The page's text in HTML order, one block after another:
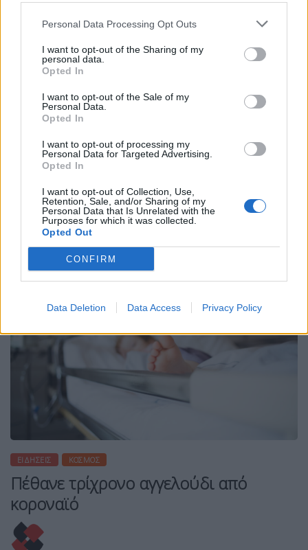
Personal Data Processing Opt Outs
I want to opt-out of the Sharing of my
personal data.
Opted In
I want to opt-out of the Sale of my
Personal Data.
Opted In
I want to opt-out of processing my
Personal Data for Targeted Advertising.
Opted In
I want to opt-out of Collection, Use,
Retention, Sale, and/or Sharing of my
Personal Data that Is Unrelated with the
Purposes for which it was collected.
Opted Out
CONFIRM
Data Deletion Data Access Privacy Policy
25 Αυγούστου, 2020
Νέα στοιχεία έρχονται στο φως της δημοσιότητας
για το πώς το 3χρονο παιδί στο Αντίρριο που
διεσώθη από φέρι μποτ ξέφυγε από τον έλεγχο
των γονιών του και απομακρύνθηκε τουλάχιστον
500 μέτρα από την ακτή με το φουσκωτό παιχνίδι.
Όπως αναφέρει το nspress.gr λίγο πριν
παρασυρθεί από τα κύματα το κοριτσάκι έπαιζε
στην ακτή με […]
ΠΕΡΙΣΣΌΤΕΡΑ ...
ΕΙΔΉΣΕΙΣ ΚΌΣΜΟΣ
Πέθανε τρίχρονο αγγελούδι από
κοροναϊό